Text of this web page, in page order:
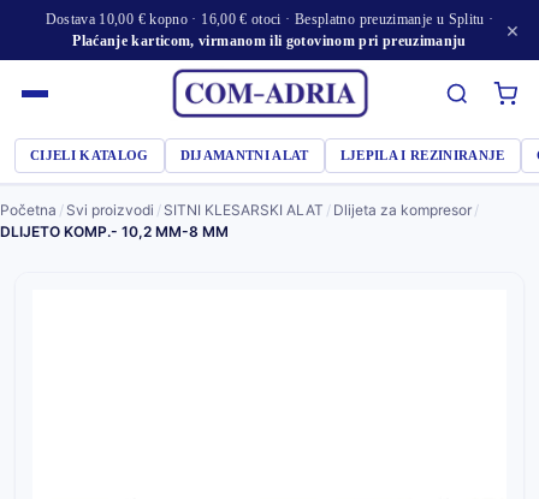
Dostava 10,00 € kopno · 16,00 € otoci · Besplatno preuzimanje u Splitu ·
Plaćanje karticom, virmanom ili gotovinom pri preuzimanju
×
CIJELI KATALOG DIJAMANTNI ALAT LJEPILA I REZINIRANJE
Početna / Svi proizvodi / SITNI KLESARSKI ALAT / Dlijeta za kompresor /
DLIJETO KOMP.- 10,2 MM-8 MM